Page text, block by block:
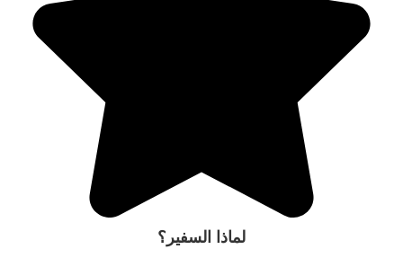
لماذا السفير؟